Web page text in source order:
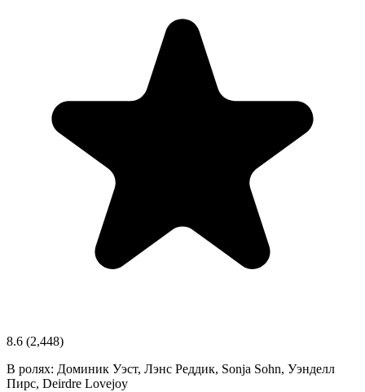
8.6 (2,448)
В ролях: Доминик Уэст, Лэнс Реддик, Sonja Sohn, Уэнделл
Пирс, Deirdre Lovejoy